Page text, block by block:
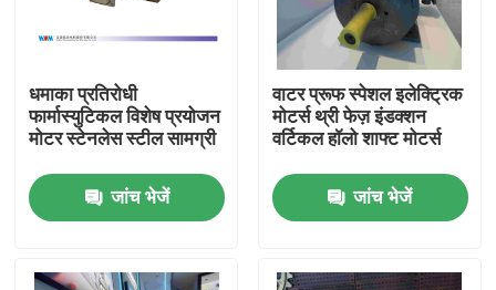
धमाका प्रतिरोधी
फार्मास्युटिकल विशेष प्रयोजन
मोटर स्टेनलेस स्टील सामग्री
जांच भेजें
वाटर प्रूफ स्पेशल इलेक्ट्रिक
मोटर्स थ्री फेज़ इंडक्शन
वर्टिकल हॉलो शाफ्ट मोटर्स
जांच भेजें